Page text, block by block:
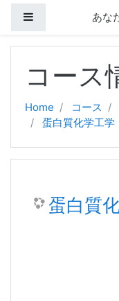
サイドパネルあな
コース
Home コース
蛋白質化学工学
蛋白質